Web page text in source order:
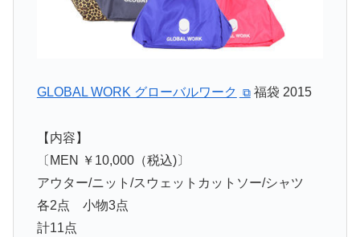
GLOBAL WORK グローバルワーク 福袋 2015
【内容】
〔MEN ￥10,000（税込)〕
アウター/ニット/スウェットカットソー/シャツ
各2点 小物3点
計11点